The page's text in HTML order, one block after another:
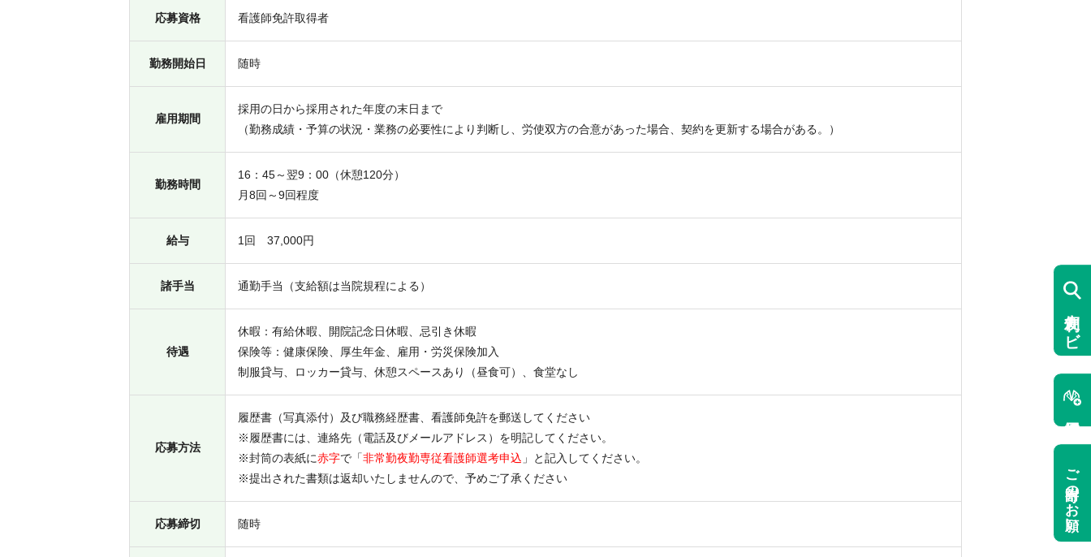
ご寄附のお願い
便利ナビ
応募資格 看護師免許取得者
勤務開始日 随時
雇用期間
採用の日から採用された年度の末日まで
（勤務成績・予算の状況・業務の必要性により判断し、労使双方の合意があった場合、契約を更新する場合がある。）
勤務時間
16：45～翌9：00（休憩120分）
月8回～9回程度
給与 1回 37,000円
諸手当 通勤手当（支給額は当院規程による）
待遇
休暇：有給休暇、開院記念日休暇、忌引き休暇
保険等：健康保険、厚生年金、雇用・労災保険加入
制服貸与、ロッカー貸与、休憩スペースあり（昼食可）、食堂なし
応募方法
履歴書（写真添付）及び職務経歴書、看護師免許を郵送してください
※履歴書には、連絡先（電話及びメールアドレス）を明記してください。
※封筒の表紙に赤字で「非常勤夜勤専従看護師選考申込 」と記入してください。
※提出された書類は返却いたしませんので、予めご了承ください
応募締切 随時